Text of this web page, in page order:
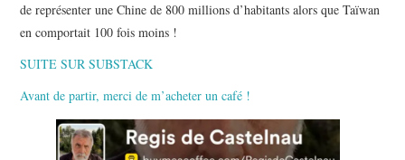
de représenter une Chine de 800 millions d’habitants alors que Taïwan
en comportait 100 fois moins !
SUITE SUR SUBSTACK
Avant de partir, merci de m’acheter un café !